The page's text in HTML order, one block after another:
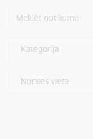
Meklēt notikumu
Kategorija
Norises vieta